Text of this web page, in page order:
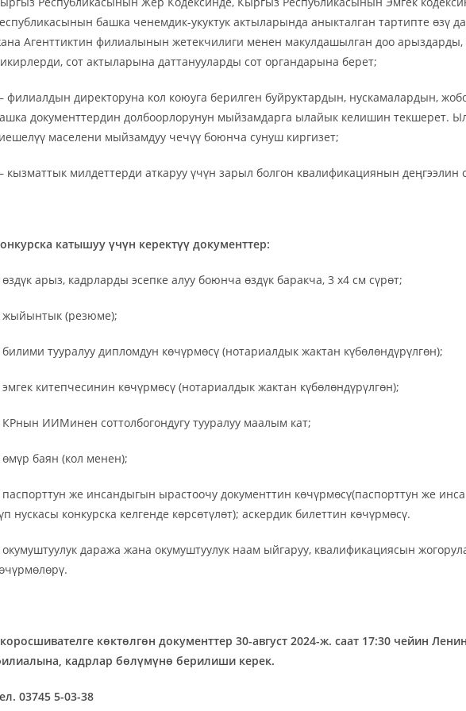
башка ченемдик-укуктук актыларында аныкталган тартипте өзү
Агенттиктин филиалынын жетекчилиги менен макулдашылган доо
сот актыларына даттанууларды сот органдарына берет;
филиалдын директоруна кол коюуга берилген буйруктардын, нускамалардын,
документтердин долбоорлорунун мыйзамдарга ылайык келишин текшерет.
маселени мыйзамдуу чечүү боюнча сунуш киргизет;
кызматтык милдеттерди аткаруу үчүн зарыл болгон квалификациянын деңгээлин
катышуу үчүн керектүү документтер:
арыз, кадрларды эсепке алуу боюнча өздүк баракча, 3 х4 см сүрөт;
(резюме);
тууралуу дипломдун көчүрмөсү (нотариалдык жактан күбөлөндүрүлгөн);
китепчесинин көчүрмөсү (нотариалдык жактан күбөлөндүрүлгөн);
ИИМинен соттолбогондугу тууралуу маалым кат;
баян (кол менен);
же инсандыгын ырастоочу документтин көчүрмөсү(паспорттун же
нускасы конкурска келгенде көрсөтүлөт); аскердик билеттин көчүрмөсү.
даража жана окумуштуулук наам ыйгаруу, квалификациясын
көктөлгөн документтер 30-август 2024-ж. саат 17:30 чейин
кадрлар бөлүмүнө берилиши керек.
03745 5-03-38